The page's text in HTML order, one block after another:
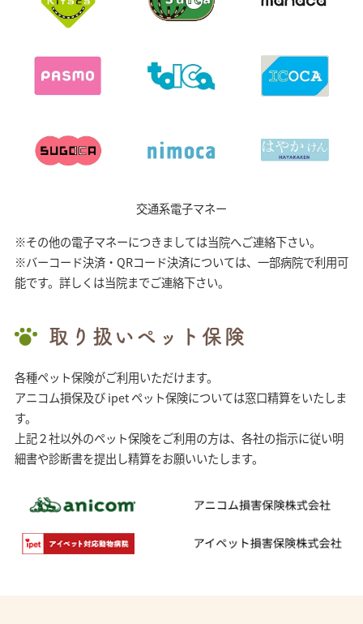
交通系電子マネー
※その他の電子マネーにつきましては当院へご連絡下さい。
※バーコード決済・QRコード決済については、一部病院で利用可
能です。詳しくは当院までご連絡下さい。
取り扱いペット保険
各種ペット保険がご利用いただけます。
アニコム損保及び ipet ペット保険については窓口精算をいたしま
す。
上記２社以外のペット保険をご利用の方は、各社の指示に従い明
細書や診断書を提出し精算をお願いいたします。